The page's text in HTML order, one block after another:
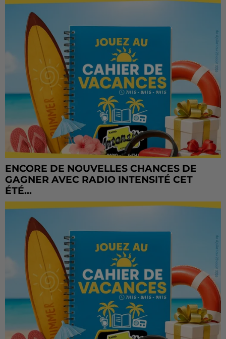
ENCORE DE NOUVELLES CHANCES DE
GAGNER AVEC RADIO INTENSITÉ CET
ÉTÉ...